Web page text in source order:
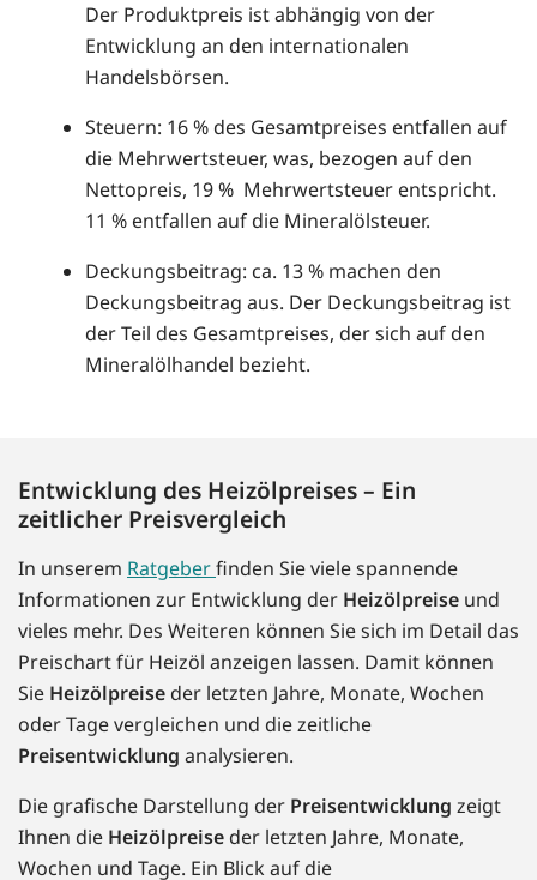
Der Produktpreis ist abhängig von der
Entwicklung an den internationalen
Handelsbörsen.
Steuern: 16 % des Gesamtpreises entfallen auf
die Mehrwertsteuer, was, bezogen auf den
Nettopreis, 19 % Mehrwertsteuer entspricht.
11 % entfallen auf die Mineralölsteuer.
Deckungsbeitrag: ca. 13 % machen den
Deckungsbeitrag aus. Der Deckungsbeitrag ist
der Teil des Gesamtpreises, der sich auf den
Mineralölhandel bezieht.
Entwicklung des Heizölpreises – Ein
zeitlicher Preisvergleich
In unserem Ratgeberfinden Sie viele spannende
Informationen zur Entwicklung der Heizölpreise und
vieles mehr. Des Weiteren können Sie sich im Detail das
Preischart für Heizöl anzeigen lassen. Damit können
Sie Heizölpreise der letzten Jahre, Monate, Wochen
oder Tage vergleichen und die zeitliche
Preisentwicklung analysieren.
Die grafische Darstellung der Preisentwicklung zeigt
Ihnen die Heizölpreise der letzten Jahre, Monate,
Wochen und Tage. Ein Blick auf die